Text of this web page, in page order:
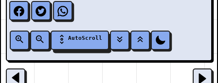
AutoScroll